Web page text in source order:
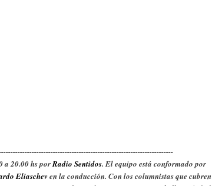
a 20.00 hs porRadio Sentidos. El equipo está conformado por
Eliascheven la conducción. Con los columnistas que cubren